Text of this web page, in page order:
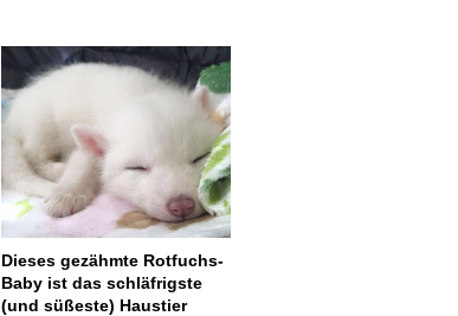
Dieses gezähmte Rotfuchs-
Baby ist das schläfrigste
(und süßeste) Haustier